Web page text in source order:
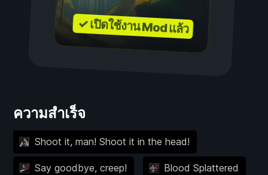
✓ เปิดใช้งาน Mod แล้ว
ความสำเร็จ
Shoot it, man! Shoot it in the head!
Say goodbye, creep! Blood Splattered